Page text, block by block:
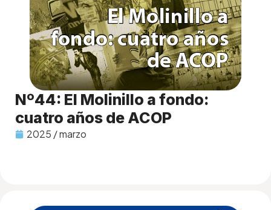
Nº44: El Molinillo a fondo:
cuatro años de ACOP
2025 / marzo